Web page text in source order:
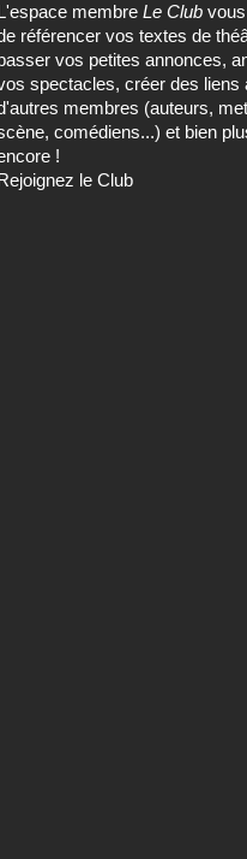
membreLe Club
référencer vos textes de
vos petites annonces,
spectacles, créer des liens
membres (auteurs,
comédiens...) et bien
!
le Club